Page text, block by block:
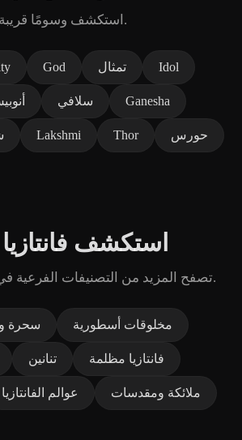
استكشف وسومًا قريبة في آلهة ومعبودات.
God تمثال Idol
سلافي Ganesha
Lakshmi Thor حورس
استكشف
تصفح المزيد من التصنيفات الفرعية في فانتازيا وميثولوجيا.
سحرة مخلوقات أسطورية
تنانين فانتازيا مظلمة
عوالم الفانتازيا ملائكة ومقدسات